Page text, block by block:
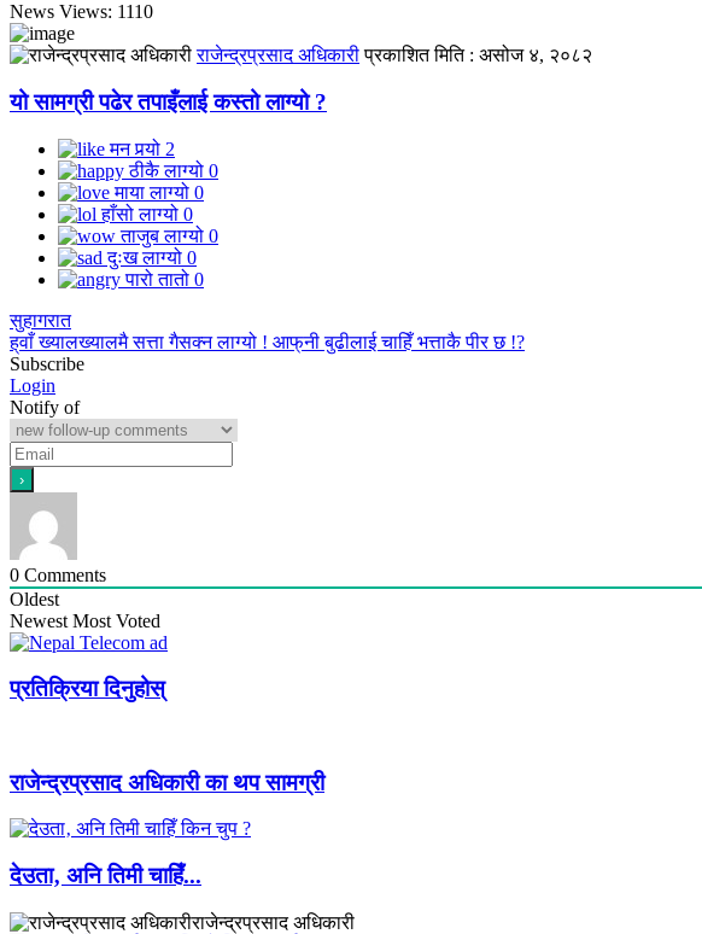
News Views: 1110
राजेन्द्रप्रसाद अधिकारी प्रकाशित मिति : असोज ४, २०८२
यो सामग्री पढेर तपाइँलाई कस्तो लाग्यो ?
मन पर्‍यो 2
ठीकै लाग्यो 0
माया लाग्यो 0
हाँसो लाग्यो 0
ताजुब लाग्यो 0
दुःख लाग्यो 0
पारो तातो 0
सुहागरात
ह्‌वाँ ख्यालख्यालमै सत्ता गैसक्न लाग्यो ! आफ्‌नी बुढीलाई चाहिँ भत्ताकै पीर छ !?
Subscribe
Login
Notify of
0 Comments
Oldest
Newest Most Voted
प्रतिक्रिया दिनुहोस्
राजेन्द्रप्रसाद अधिकारी का थप सामग्री
देउता‚ अनि तिमी चाहिँ...
राजेन्द्रप्रसाद अधिकारी